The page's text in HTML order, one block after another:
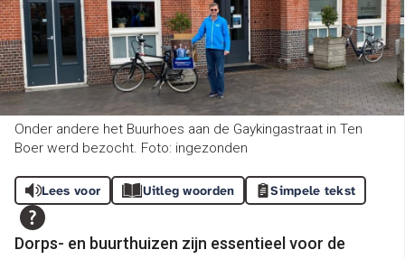
Onder andere het Buurhoes aan de Gaykingastraat in Ten
Boer werd bezocht. Foto: ingezonden
Lees voor Uitleg woorden Simpele tekst
Dorps- en buurthuizen zijn essentieel voor de